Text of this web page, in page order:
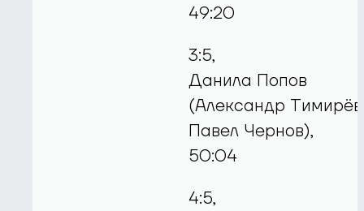
49:20
3:5,
Данила Попов
(Александр
Павел Чернов),
50:04
4:5,